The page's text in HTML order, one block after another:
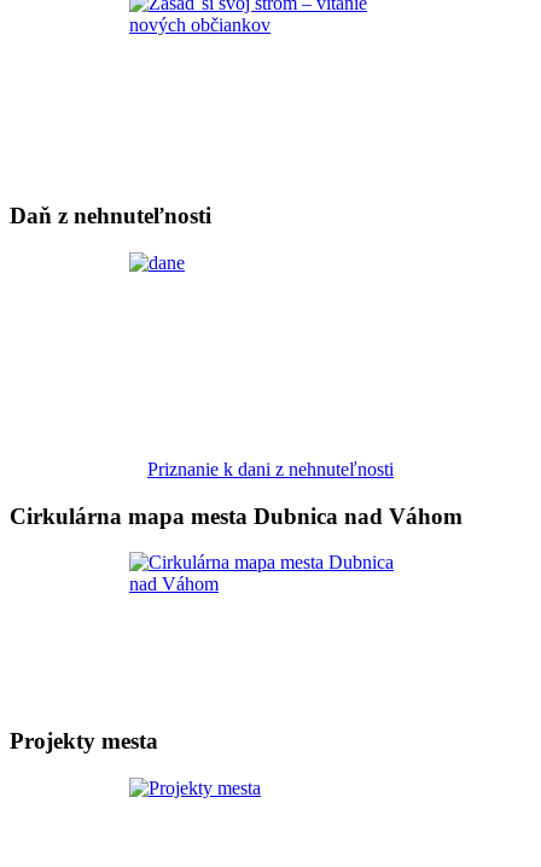
Daň z nehnuteľnosti
Priznanie k dani z nehnuteľnosti
Cirkulárna mapa mesta Dubnica nad Váhom
Projekty mesta